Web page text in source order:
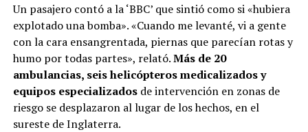
Un pasajero contó a la ‘BBC’ que sintió como si «hubiera
explotado una bomba». «Cuando me levanté, vi a gente
con la cara ensangrentada, piernas que parecían rotas y
humo por todas partes», relató.Más de 20
ambulancias, seis helicópteros medicalizados y
equipos especializadosde intervención en zonas de
riesgo se desplazaron al lugar de los hechos, en el
sureste de Inglaterra.